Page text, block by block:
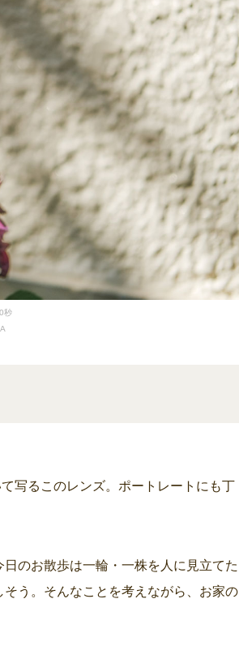
秒
写るこのレンズ。ポートレートにも丁
のお散歩は一輪・一株を人に見立てた
う。そんなことを考えながら、お家の